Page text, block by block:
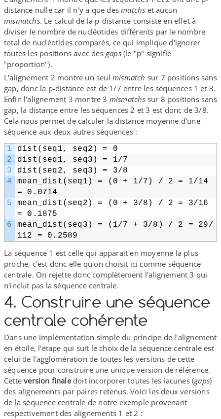
distance nulle car il n'y a que desmatchs et aucun
mismatchs. Le calcul de la p-​distance consiste en effet à
diviser le nombre de nucléotides différents par le nombre
total de nucléotides comparés, ce qui implique d'ignorer
toutes les positions avec des gaps(le "p" signifie
"proportion").
L'alignement 2 montre un seul mismatch sur 7 positions sans
gap, donc la p-​distance est de 1/​7 entre les séquences 1 et 3.
Enfin l'alignement 3 montre 3 mismatchs sur 8 positions sans
gap, la distance entre les séquences 2 et 3 est donc de 3/​8.
Cela nous permet de calculer la distance moyenne d'une
séquence aux deux autres séquences :
1
2
3
4
5
6
dist(seq1, seq2) = 0
dist(seq1, seq3) = 1/​7
dist(seq2, seq3) = 3/​8
mean_dist(seq1) = (0 + 1/​7) /​ 2 = 1/​14
= 0.0714
mean_dist(seq2) = (0 + 3/​8) /​ 2 = 3/​16
= 0.1875
mean_dist(seq3) = (1/​7 + 3/​8) /​ 2 = 29/​
112 = 0.2589
La séquence 1 est celle qui apparait en moyenne la plus
proche, c'est donc elle qu'on choisit ici comme séquence
centrale. On rejette donc complètement l'alignement 3 qui
n'inclut pas la séquence centrale.
4. Construire une séquence
centrale cohérente
Dans une implémentation simple du principe de l'alignement
en étoile, l'étape qui suit le choix de la séquence centrale est
celui de l'agglomération de toutes les versions de cette
séquence pour construire une unique version de référence.
Cetteversion finaledoit incorporer toutes les lacunes (gaps)
des alignements par paires retenus. Voici les deux versions
de la séquence centrale de notre exemple provenant
respectivement des alignements 1 et 2 :